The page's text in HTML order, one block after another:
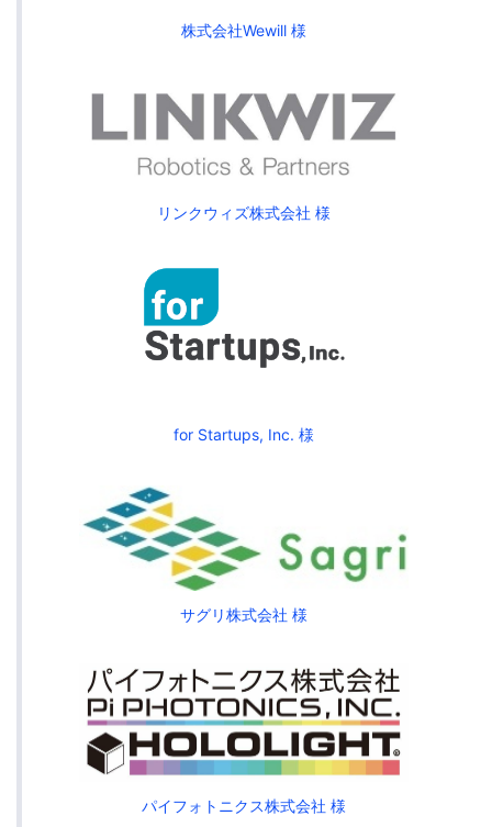
株式会社Wewill 様
リンクウィズ株式会社 様
for Startups, Inc. 様
サグリ株式会社 様
パイフォトニクス株式会社 様